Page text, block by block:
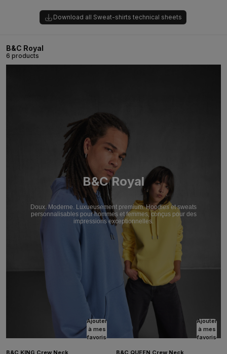
Download all Sweat-shirts technical sheets
B&C Royal
6 products
B&C Royal
Doux. Moderne. Luxueusement premium. Hoodies et sweats
personnalisables pour hommes et femmes, conçus pour des
impressions exceptionnelles.
Ajouter
à mes
favoris
B&C KING Crew Neck
Ajouter
à mes
favoris
B&C QUEEN Crew Neck